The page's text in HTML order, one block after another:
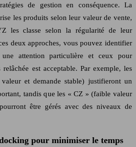
de gestion en conséquence. La
les produits selon leur valeur de vente,
les classe selon la régularité de leur
deux approches, vous pouvez identifier
une attention particulière et ceux pour
est acceptable. Par exemple, les
et demande stable) justifieront un
tandis que les « CZ » (faible valeur
être gérés avec des niveaux de
pour minimiser le temps